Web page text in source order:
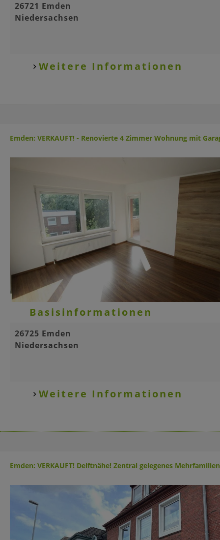
26721 Emden
Niedersachsen
Weitere Informationen
Emden: VERKAUFT! - Renovierte 4 Zimmer Wohnung mit
Basisinformationen
26725 Emden
Niedersachsen
Weitere Informationen
Emden: VERKAUFT! Delftnähe! Zentral gelegenes